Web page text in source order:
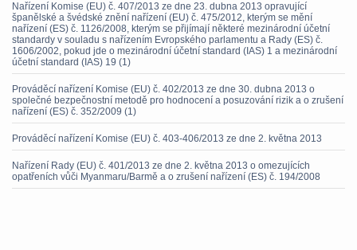
Nařízení Komise (EU) č. 407/2013 ze dne 23. dubna 2013 opravující
španělské a švédské znění nařízení (EU) č. 475/2012, kterým se mění
nařízení (ES) č. 1126/2008, kterým se přijímají některé mezinárodní účetní
standardy v souladu s nařízením Evropského parlamentu a Rady (ES) č.
1606/2002, pokud jde o mezinárodní účetní standard (IAS) 1 a mezinárodní
účetní standard (IAS) 19 (1)
Prováděcí nařízení Komise (EU) č. 402/2013 ze dne 30. dubna 2013 o
společné bezpečnostní metodě pro hodnocení a posuzování rizik a o zrušení
nařízení (ES) č. 352/2009 (1)
Prováděcí nařízení Komise (EU) č. 403-406/2013 ze dne 2. května 2013
Nařízení Rady (EU) č. 401/2013 ze dne 2. května 2013 o omezujících
opatřeních vůči Myanmaru/Barmě a o zrušení nařízení (ES) č. 194/2008